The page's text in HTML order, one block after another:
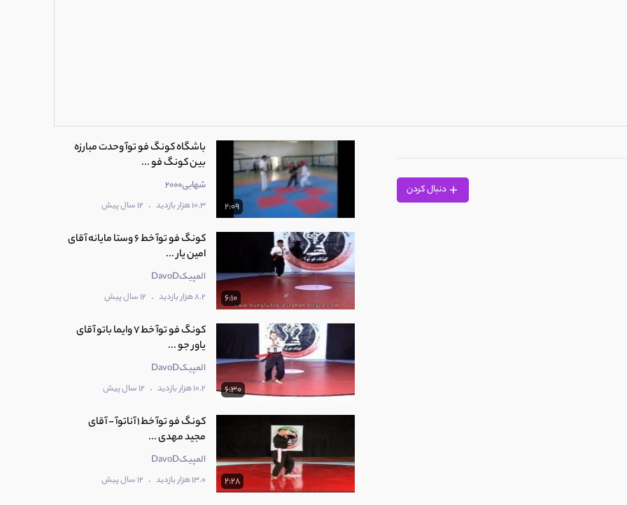
دنبال کردن
2:09
باشگاه کونگ فو توآ وحدت مبارزه
بین کونگ فو ...
شهابی2000
10.3 هزار بازدید . 12 سال پیش
6:10
کونگ فو توآ خط 6 وستا مایانه آقای
امین یار ...
المپیکDavoD
8.2 هزار بازدید . 12 سال پیش
6:30
کونگ فو توآ خط 7 وایما باتو آقای
یاور جو ...
المپیکDavoD
10.2 هزار بازدید . 12 سال پیش
2:28
کونگ فو توآ خط 1 آناتوآ - آقای
مجید مهدی ...
المپیکDavoD
13.0 هزار بازدید . 12 سال پیش